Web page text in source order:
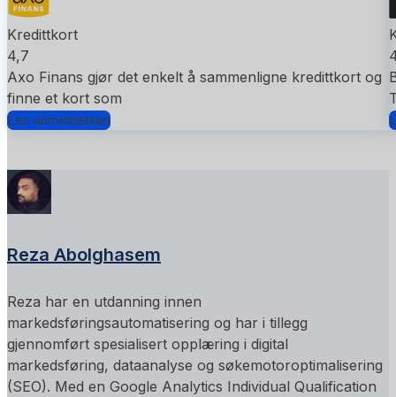
Kredittkort
4,7
Axo Finans gjør det enkelt å sammenligne kredittkort og
finne et kort som
Les anmeldelsen
Reza Abolghasem
Reza har en utdanning innen
markedsføringsautomatisering og har i tillegg
gjennomført spesialisert opplæring i digital
markedsføring, dataanalyse og søkemotoroptimalisering
(SEO). Med en Google Analytics Individual Qualification